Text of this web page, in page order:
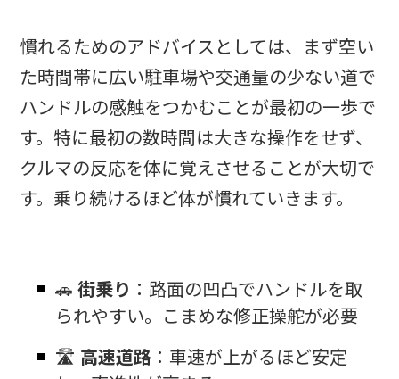
慣れるためのアドバイスとしては、まず空い
た時間帯に広い駐車場や交通量の少ない道で
ハンドルの感触をつかむことが最初の一歩で
す。特に最初の数時間は大きな操作をせず、
クルマの反応を体に覚えさせることが大切で
す。乗り続けるほど体が慣れていきます。
🚗街乗り ：路面の凹凸でハンドルを取
られやすい。こまめな修正操舵が必要
🛣️ 高速道路 ：車速が上がるほど安定